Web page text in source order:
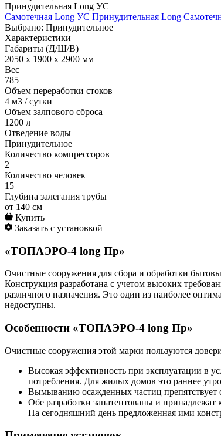
Принудительная Long УС
Самотечная Long УС Принудительная Long
Выбрано: Принудительное
Характеристики
Габариты (Д/Ш/В)
2050 x 1900 x 2900 мм
Вес
785
Объем переработки стоков
4 м3 / сутки
Объем залпового сброса
1200 л
Отведение воды
Принудительное
Количество компрессоров
2
Количество человек
15
Глубина залегания трубы
от 140 см
Купить
Заказать с установкой
«ТОПАЭРО-4 long Пр»
Очистные сооружения для сбора и обработки
Конструкция разработана с учетом высоких
различного назначения. Это один из наиболее
недоступны.
Особенности «ТОПАЭРО-4 long Пр»
Очистные сооружения этой марки пользуются
Высокая эффективность при эксплуатации в
потребления. Для жилых домов это раннее
Вымыванию осажденных частиц
Обе разработки запатентованы и
На сегодняшний день предложенная ими